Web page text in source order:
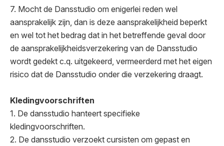
7. Mocht de Dansstudio om enigerlei reden wel
aansprakelijk zijn, dan is deze aansprakelijkheid beperkt
en wel tot het bedrag dat in het betreffende geval door
de aansprakelijkheidsverzekering van de Dansstudio
wordt gedekt c.q. uitgekeerd, vermeerderd met het eigen
risico dat de Dansstudio onder die verzekering draagt.
Kledingvoorschriften
1. De dansstudio hanteert specifieke
kledingvoorschriften.
2. De dansstudio verzoekt cursisten om gepast en